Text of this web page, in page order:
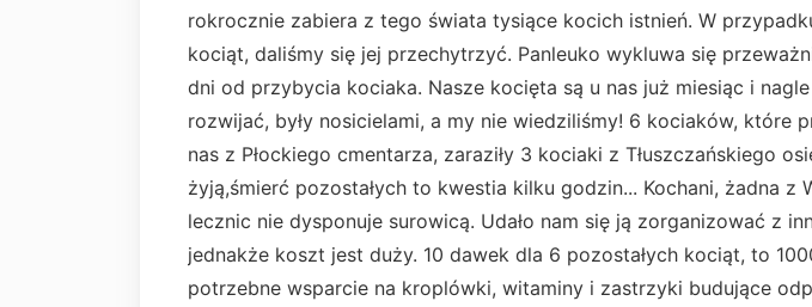
rokrocznie zabiera z tego świata tysiące kocich istnień. W
kociąt, daliśmy się jej przechytrzyć. Panleuko wykluwa się
dni od przybycia kociaka. Nasze kocięta są u nas już miesiąc i nagle
rozwijać, były nosicielami, a my nie wiedziliśmy! 6 kociaków, które
nas z Płockiego cmentarza, zaraziły 3 kociaki z Tłuszczańskiego
żyją,śmierć pozostałych to kwestia kilku godzin... Kochani, żadna z
lecznic nie dysponuje surowicą. Udało nam się ją zorganizować z
jednakże koszt jest duży. 10 dawek dla 6 pozostałych kociąt, to
potrzebne wsparcie na kroplówki, witaminy i zastrzyki budujące